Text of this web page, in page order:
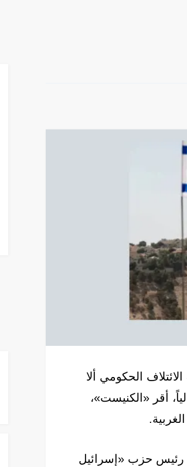
الحكومي ألا
أقر «الكنيست»،
رئيس حزب «إسرائيل